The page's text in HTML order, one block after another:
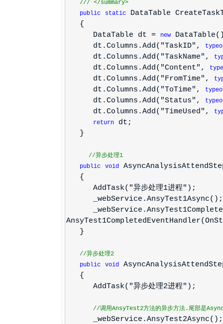
/// </summary>
public
static
DataTable
{
DataTable dt =
new
dt.Columns.Add("TaskID",
dt.Columns.Add("TaskName",
dt.Columns.Add("Content",
dt.Columns.Add("FromTime",
dt.Columns.Add("ToTime",
dt.Columns.Add("Status",
dt.Columns.Add("TimeUsed",
return
dt;
}
//异步处理1
public
void
{
AddTask("异步处理1进程");
}
//异步处理2
public
void
{
AddTask("异步处理2进程");
//调用AnsyTest2方法的异步方法.尾部是
_webService.AnsyTest2Async();